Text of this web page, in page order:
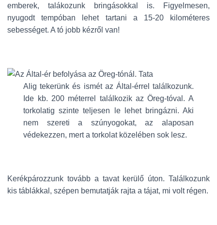
emberek, talákozunk bringásokkal is. Figyelmesen,
nyugodt tempóban lehet tartani a 15-20 kilométeres
sebességet. A tó jobb kézről van!
Alig tekerünk és ismét az Által-érrel találkozunk.
Ide kb. 200 méterrel találkozik az Öreg-tóval. A
torkolatig szinte teljesen le lehet bringázni. Aki
nem szereti a szúnyogokat, az alaposan
védekezzen, mert a torkolat közelében sok lesz.
Kerékpározzunk tovább a tavat kerülő úton. Találkozunk
kis táblákkal, szépen bemutatják rajta a tájat, mi volt régen.